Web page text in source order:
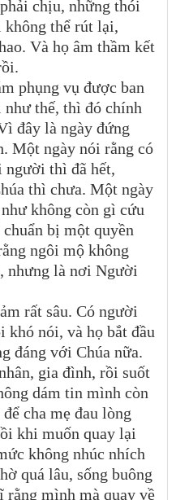
chịu, những thói
không thể rút lại,
Và họ âm thầm kết
phụng vụ được ban
thế, thì đó chính
đây là ngày đứng
Một ngày nói rằng có
người thì đã hết,
thì chưa. Một ngày
không còn gì cứu
bị một quyền
ngôi mộ không
nhưng là nơi Người
rất sâu. Có người
khó nói, và họ bắt đầu
đáng với Chúa nữa.
gia đình, rồi suốt
dám tin mình còn
cha mẹ đau lòng
khi muốn quay lại
không nhúc nhích
quá lâu, sống buông
rằng mình mà quay về